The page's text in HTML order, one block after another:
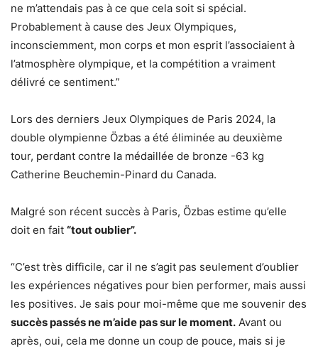
ne m’attendais pas à ce que cela soit si spécial.
Probablement à cause des Jeux Olympiques,
inconsciemment, mon corps et mon esprit l’associaient à
l’atmosphère olympique, et la compétition a vraiment
délivré ce sentiment.”
Lors des derniers Jeux Olympiques de Paris 2024, la
double olympienne Özbas a été éliminée au deuxième
tour, perdant contre la médaillée de bronze -63 kg
Catherine Beuchemin-Pinard du Canada.
Malgré son récent succès à Paris, Özbas estime qu’elle
doit en fait “tout oublier”.
“C’est très difficile, car il ne s’agit pas seulement d’oublier
les expériences négatives pour bien performer, mais aussi
les positives. Je sais pour moi-même que me souvenir des
succès passés ne m’aide pas sur le moment. Avant ou
après, oui, cela me donne un coup de pouce, mais si je